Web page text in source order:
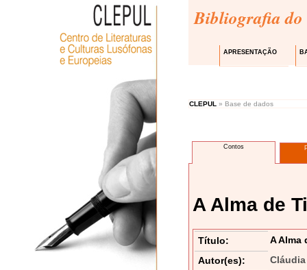
Bibliografia do
APRESENTAÇÃO
CLEPUL » Base de dados
Contos
A Alma de
Título:
A Alma
Autor(es):